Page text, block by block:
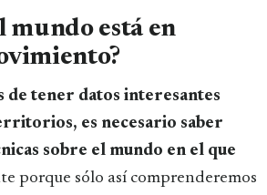
mundo está en
de tener datos interesantes
es necesario saber
sobre el mundo en el que
porque sólo así comprenderemos